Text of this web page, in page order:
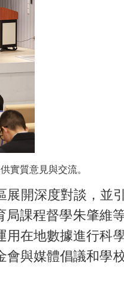
實質意見與交流。
開深度對談，並
課程督學朱肇維
在地數據進行科
與媒體倡議和學